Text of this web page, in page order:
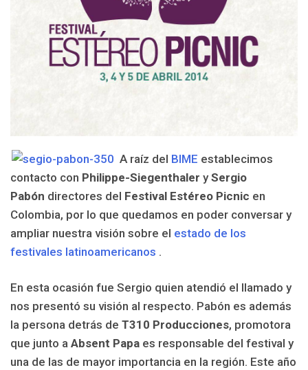
A raíz del BIME establecimos
contacto con Philippe-Siegenthaler ySergio
Pabón directores del Festival Estéreo Picnic en
Colombia, por lo que quedamos en poder conversar y
ampliar nuestra visión sobre el estado de los
festivales latinoamericanos .
En esta ocasión fue Sergio quien atendió el llamado y
nos presentó su visión al respecto. Pabón es además
la persona detrás de T310 Producciones, promotora
que junto a Absent Papa es responsable del festival y
una de las de mayor importancia en la región. Este año